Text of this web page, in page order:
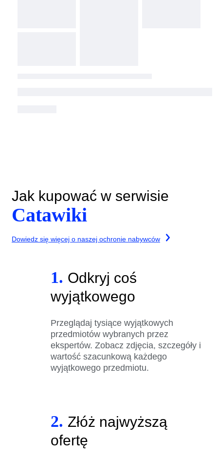
Jak kupować w serwisie
Catawiki
Dowiedz się więcej o naszej ochronie nabywców
1. Odkryj coś
wyjątkowego
Przeglądaj tysiące wyjątkowych
przedmiotów wybranych przez
ekspertów. Zobacz zdjęcia, szczegóły i
wartość szacunkową każdego
wyjątkowego przedmiotu.
2. Złóż najwyższą
ofertę